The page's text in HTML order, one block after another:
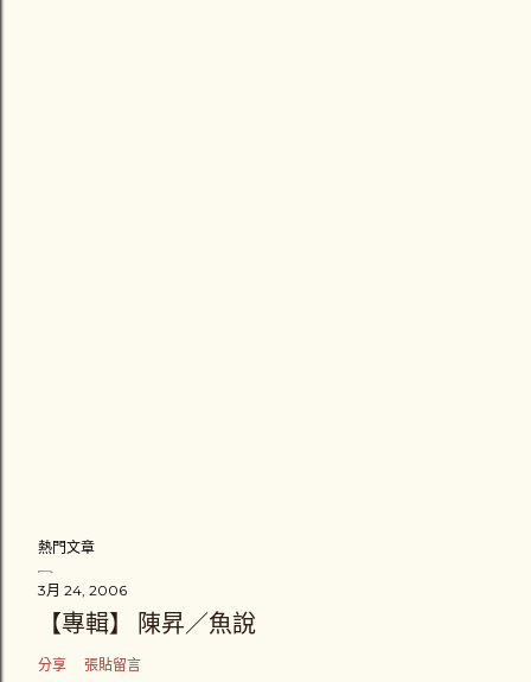
熱門文章
3月 24, 2006
【專輯】 陳昇／魚說
分享 張貼留言